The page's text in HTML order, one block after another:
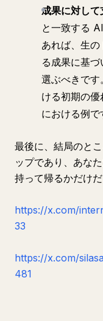
成果に対して
と一致する
あれば、生
る成果に基
選ぶべきです。
ける初期の優
における例で
最後に、結局のと
ップであり、あな
持って帰るかだけ
https://x.com/
33
https://x.com/
481